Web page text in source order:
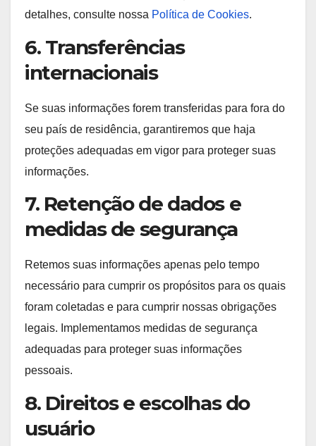
detalhes, consulte nossa Política de Cookies.
6. Transferências
internacionais
Se suas informações forem transferidas para fora do
seu país de residência, garantiremos que haja
proteções adequadas em vigor para proteger suas
informações.
7. Retenção de dados e
medidas de segurança
Retemos suas informações apenas pelo tempo
necessário para cumprir os propósitos para os quais
foram coletadas e para cumprir nossas obrigações
legais. Implementamos medidas de segurança
adequadas para proteger suas informações
pessoais.
8. Direitos e escolhas do
usuário